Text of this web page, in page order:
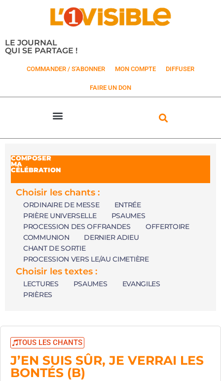
LE JOURNAL
QUI SE PARTAGE !
COMMANDER / S'ABONNER MON COMPTE DIFFUSER
FAIRE UN DON
COMPOSER
MA
CÉLÉBRATION
Choisir les chants :
ORDINAIRE DE MESSE
ENTRÉE
PRIÈRE UNIVERSELLE
PSAUMES
PROCESSION DES OFFRANDES
OFFERTOIRE
COMMUNION
DERNIER ADIEU
CHANT DE SORTIE
PROCESSION VERS LE/AU CIMETIÈRE
Choisir les textes :
LECTURES PSAUMES
EVANGILES
PRIÈRES
TOUS LES CHANTS
J’EN SUIS SÛR, JE VERRAI LES
BONTÉS (B)